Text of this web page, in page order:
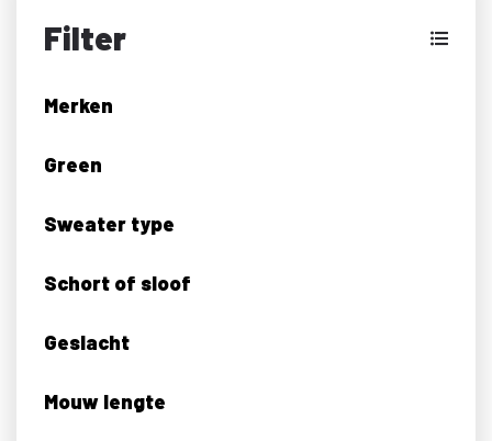
Filter
Merken
Green
Sweater type
Schort of sloof
Geslacht
Mouw lengte